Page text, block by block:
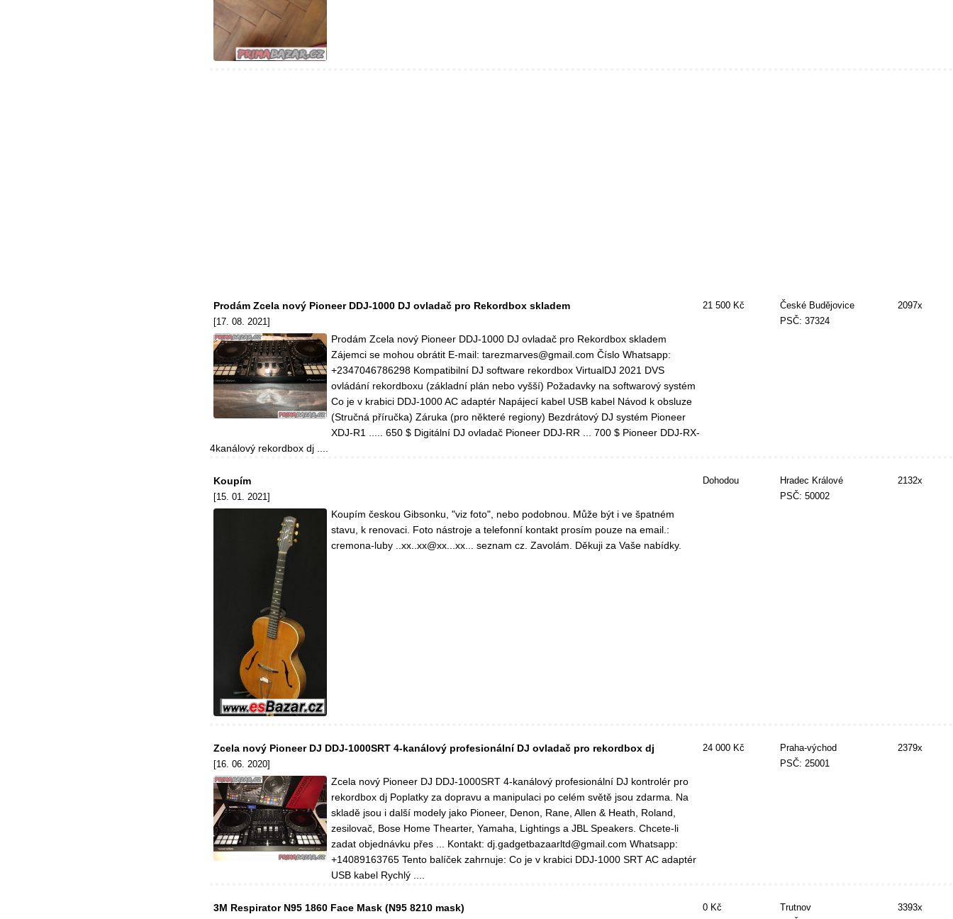
Prodám Zcela nový Pioneer DDJ-1000 DJ ovladač pro Rekordbox skladem
[17. 08. 2021]
Prodám Zcela nový Pioneer DDJ-1000 DJ ovladač pro Rekordbox skladem
Zájemci se mohou obrátit E-mail: tarezmarves@gmail.com Číslo Whatsapp:
+2347046786298 Kompatibilní DJ software rekordbox VirtualDJ 2021 DVS
ovládání rekordboxu (základní plán nebo vyšší) Požadavky na softwarový systém
Co je v krabici DDJ-1000 AC adaptér Napájecí kabel USB kabel Návod k obsluze
(Stručná příručka) Záruka (pro některé regiony) Bezdrátový DJ systém Pioneer
XDJ-R1 ..... 650 $ Digitální DJ ovladač Pioneer DDJ-RR ... 700 $ Pioneer DDJ-RX-
4kanálový rekordbox dj ....
21 500 Kč
České Budějovice
PSČ: 37324
2097x
Koupím
[15. 01. 2021]
Koupím českou Gibsonku, "viz foto", nebo podobnou. Může být i ve špatném
stavu, k renovaci. Foto nástroje a telefonní kontakt prosím pouze na email.:
cremona-luby ..xx..xx@xx...xx... seznam cz. Zavolám. Děkuji za Vaše nabídky.
Dohodou
Hradec Králové
PSČ: 50002
2132x
Zcela nový Pioneer DJ DDJ-1000SRT 4-kanálový profesionální DJ ovladač pro rekordbox dj
[16. 06. 2020]
Zcela nový Pioneer DJ DDJ-1000SRT 4-kanálový profesionální DJ kontrolér pro
rekordbox dj Poplatky za dopravu a manipulaci po celém světě jsou zdarma. Na
skladě jsou i další modely jako Pioneer, Denon, Rane, Allen & Heath, Roland,
zesilovač, Bose Home Thearter, Yamaha, Lightings a JBL Speakers. Chcete-li
zadat objednávku přes ... Kontakt: dj.gadgetbazaarltd@gmail.com Whatsapp:
+14089163765 Tento balíček zahrnuje: Co je v krabici DDJ-1000 SRT AC adaptér
USB kabel Rychlý ....
24 000 Kč
Praha-východ
PSČ: 25001
2379x
3M Respirator N95 1860 Face Mask (N95 8210 mask) 0 Kč
Trutnov
3393x